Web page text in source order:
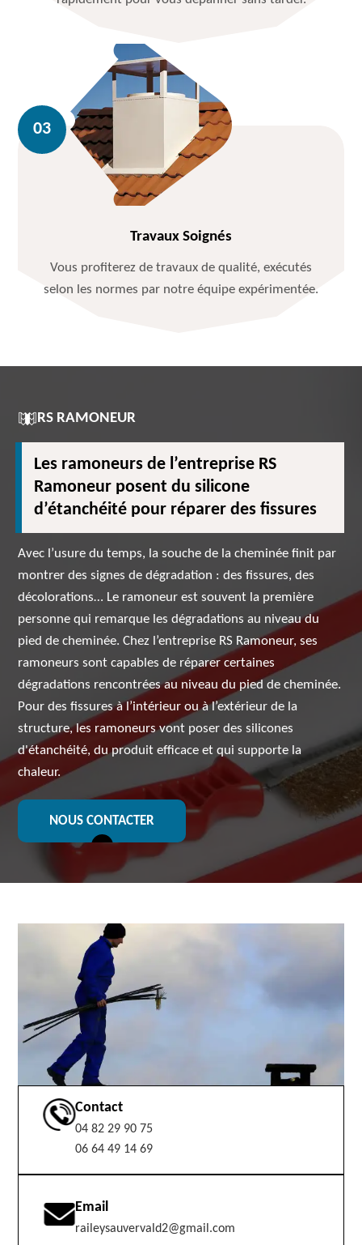
Travaux Soignés
Vous profiterez de travaux de qualité, exécutés
selon les normes par notre équipe expérimentée.
RS RAMONEUR
Les ramoneurs de l’entreprise RS
Ramoneur posent du silicone
d’étanchéité pour réparer des fissures
Avec l’usure du temps, la souche de la cheminée finit par
montrer des signes de dégradation : des fissures, des
décolorations… Le ramoneur est souvent la première
personne qui remarque les dégradations au niveau du
pied de cheminée. Chez l’entreprise RS Ramoneur, ses
ramoneurs sont capables de réparer certaines
dégradations rencontrées au niveau du pied de cheminée.
Pour des fissures à l’intérieur ou à l’extérieur de la
structure, les ramoneurs vont poser des silicones
d'étanchéité, du produit efficace et qui supporte la
chaleur.
NOUS CONTACTER
Contact
04 82 29 90 75
06 64 49 14 69
Email
raileysauvervald2@gmail.com